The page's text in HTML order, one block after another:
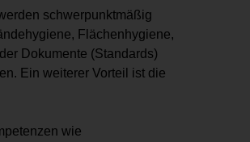
schwerpunktmäßig
Flächenhygiene,
Dokumente (Standards)
Ein weiterer Vorteil ist die
wie